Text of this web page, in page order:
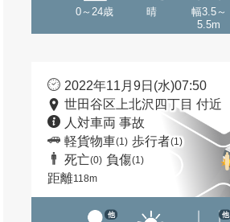
0～24歳 晴
幅3.5～
5.5m
2022年11月9日(水)07:50
世田谷区上北沢四丁目 付近
人対車両 事故
軽貨物車(1) 歩行者(1)
死亡(0) 負傷(1)
距離118m
他 他